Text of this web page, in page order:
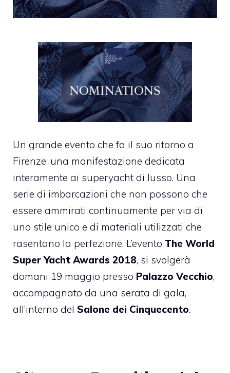
Un grande evento che fa il suo ritorno a
Firenze: una manifestazione dedicata
interamente ai superyacht di lusso. Una
serie di imbarcazioni che non possono che
essere ammirati continuamente per via di
uno stile unico e di materiali utilizzati che
rasentano la perfezione. L’evento The World
Super Yacht Awards 2018, si svolgerà
domani 19 maggio presso Palazzo Vecchio,
accompagnato da una serata di gala,
all’interno del Salone dei Cinquecento.